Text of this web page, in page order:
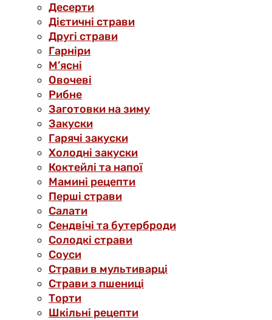
Десерти
Дієтичні страви
Другі страви
Гарніри
М’ясні
Овочеві
Рибне
Заготовки на зиму
Закуски
Гарячі закуски
Холодні закуски
Коктейлі та напої
Мамині рецепти
Перші страви
Салати
Сендвічі та бутерброди
Солодкі страви
Соуси
Страви в мультиварці
Страви з пшениці
Торти
Шкільні рецепти